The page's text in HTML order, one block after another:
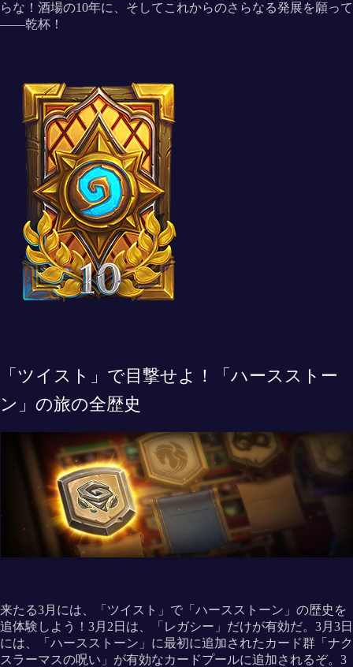
らな！酒場の10年に、そしてこれからのさらなる発展を願って
――乾杯！
「ツイスト」で目撃せよ！「ハースストー
ン」の旅の全歴史
来たる3月には、「ツイスト」で「ハースストーン」の歴史を
追体験しよう！3月2日は、「レガシー」だけが有効だ。3月3日
には、「ハースストーン」に最初に追加されたカード群「ナク
スラーマスの呪い」が有効なカードプールに追加されるぞ。3